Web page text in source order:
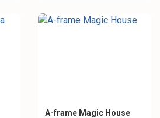
A-frame Magic House